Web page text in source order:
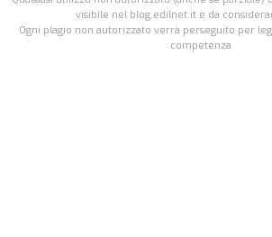
visibile nel blog.edilnet.it è da
Ogni plagio non autorizzato verrà perseguito per
competenza.